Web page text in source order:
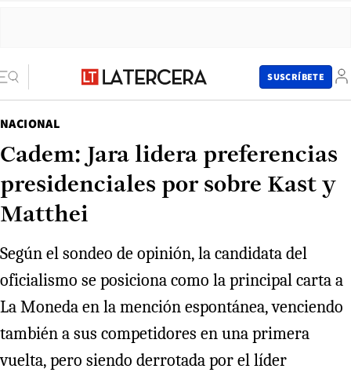
SUSCRÍBETE
NACIONAL
Cadem: Jara lidera preferencias
presidenciales por sobre Kast y
Matthei
Según el sondeo de opinión, la candidata del
oficialismo se posiciona como la principal carta a
La Moneda en la mención espontánea, venciendo
también a sus competidores en una primera
vuelta, pero siendo derrotada por el líder